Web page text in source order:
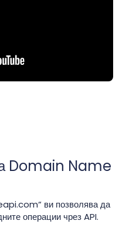
Domain Name
ви позволява да
операции чрез API.